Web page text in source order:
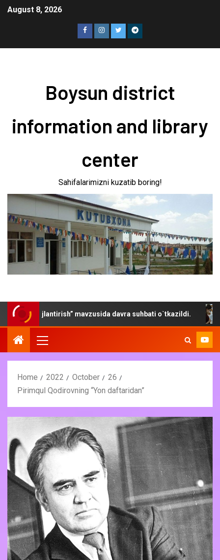
August 8, 2026
Boysun district
information and library
center
Sahifalarimizni kuzatib boring!
mavzusida davra suhbati o`tkazildi.
Home 2022 October
26
Pirimqul Qodirovning “Yon daftaridan”